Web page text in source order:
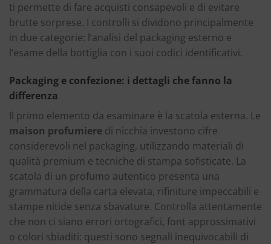
ti permette di fare acquisti consapevoli e di evitare
brutte sorprese. I controlli si dividono principalmente
in due categorie: l’analisi del packaging esterno e
l’esame della bottiglia con i suoi codici identificativi.
Packaging e confezione: i dettagli che fanno la
differenza
Il primo elemento da esaminare è la scatola esterna. Le
maison profumiere di nicchia investono cifre
considerevoli nel packaging, utilizzando materiali di
qualità premium e tecniche di stampa sofisticate. La
scatola di un profumo autentico presenta una
grammatura della carta elevata, rifiniture impeccabili e
stampe nitide senza sbavature. Controlla attentamente
che non ci siano errori ortografici, font approssimativi
o colori sbiaditi: questi sono segnali inequivocabili di